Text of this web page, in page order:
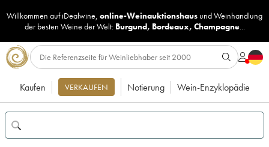
Willkommen auf iDealwine, online-Weinauktionshaus undWeinhandlung
der besten Weine der Welt: Burgund, Bordeaux, Champagne...
Kaufen VERKAUFEN Notierung Wein-Enzyklopädie